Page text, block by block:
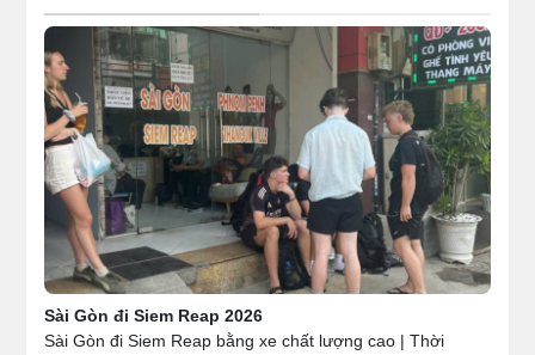
Sài Gòn đi Siem Reap 2026
Sài Gòn đi Siem Reap bằng xe chất lượng cao | Thời